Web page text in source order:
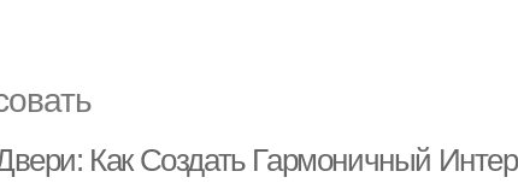
Как Создать Гармоничный